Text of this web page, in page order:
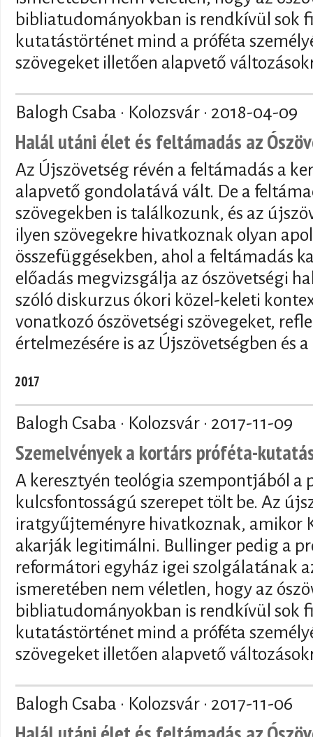
bibliatudományokban is rendkívül sok
kutatástörténet mind a próféta
szövegeket illetően alapvető
Balogh Csaba · Kolozsvár · 2018-04-09
Halál utáni élet és feltámadás az
Az Újszövetség révén a feltámadás a
alapvető gondolatává vált. De a
szövegekben is találkozunk, és az
ilyen szövegekre hivatkoznak olyan
összefüggésekben, ahol a feltámadás
előadás megvizsgálja az ószövetségi
szóló diskurzus ókori közel-keleti
vonatkozó ószövetségi szövegeket,
értelmezésére is az Újszövetségben és
2017
Balogh Csaba · Kolozsvár · 2017-11-09
Szemelvények a kortárs próféta-
A keresztyén teológia szempontjából a
kulcsfontosságú szerepet tölt be. Az
iratgyűjteményre hivatkoznak, amikor
akarják legitimálni. Bullinger pedig a
reformátori egyház igei szolgálatának
ismeretében nem véletlen, hogy az
bibliatudományokban is rendkívül sok
kutatástörténet mind a próféta
szövegeket illetően alapvető
Balogh Csaba · Kolozsvár · 2017-11-06